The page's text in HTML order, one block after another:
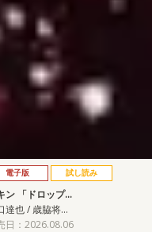
電子版 試し読み
ン 「ドロップ…
達也 / 歳脇将…
日：2026.08.06